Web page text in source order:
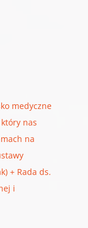
medyczne
nas
na
+ Rada ds.
i